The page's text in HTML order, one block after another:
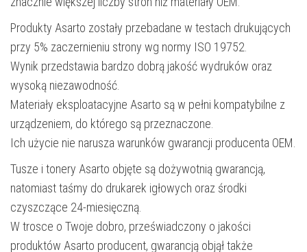
Produkty Asarto zostały przebadane w testach drukujących
przy 5% zaczernieniu strony wg normy ISO 19752.
Wynik przedstawia bardzo dobrą jakość wydruków oraz
wysoką niezawodność.
Materiały eksploatacyjne Asarto są w pełni kompatybilne z
urządzeniem, do którego są przeznaczone.
Ich użycie nie narusza warunków gwarancji producenta OEM.
Tusze i tonery Asarto objęte są dożywotnią gwarancją,
natomiast taśmy do drukarek igłowych oraz środki
czyszczące 24-miesięczną.
W trosce o Twoje dobro, przeświadczony o jakości
produktów Asarto producent, gwarancją objął także